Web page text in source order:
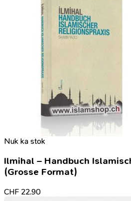
Nuk ka stok
Ilmihal – Handbuch
(Grosse Format)
CHF 22.90